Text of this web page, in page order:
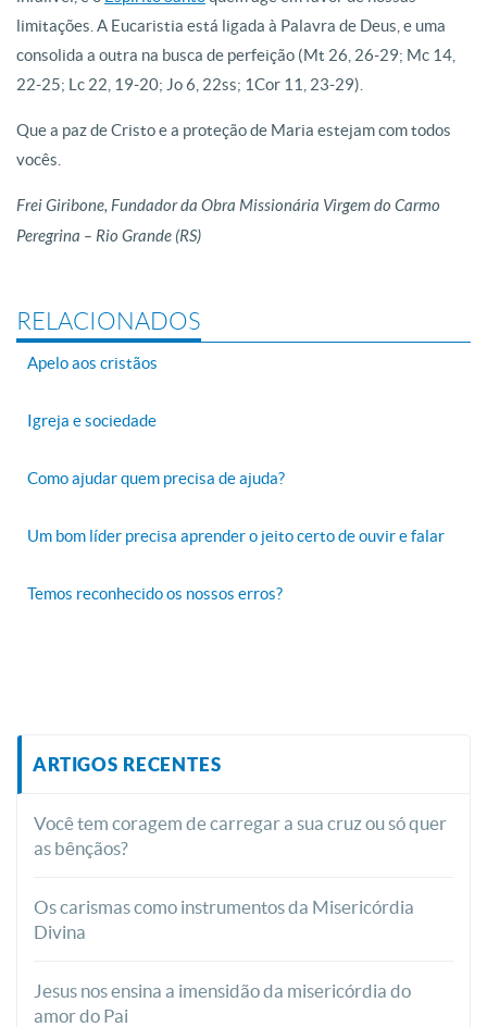
limitações. A Eucaristia está ligada à Palavra de Deus, e uma
consolida a outra na busca de perfeição (Mt 26, 26-29; Mc 14,
22-25; Lc 22, 19-20; Jo 6, 22ss; 1Cor 11, 23-29).
Que a paz de Cristo e a proteção de Maria estejam com todos
vocês.
Frei Giribone, Fundador da Obra Missionária Virgem do Carmo
Peregrina – Rio Grande (RS)
RELACIONADOS
Apelo aos cristãos
Igreja e sociedade
Como ajudar quem precisa de ajuda?
Um bom líder precisa aprender o jeito certo de ouvir e falar
Temos reconhecido os nossos erros?
ARTIGOS RECENTES
Você tem coragem de carregar a sua cruz ou só quer
as bênçãos?
Os carismas como instrumentos da Misericórdia
Divina
Jesus nos ensina a imensidão da misericórdia do
amor do Pai